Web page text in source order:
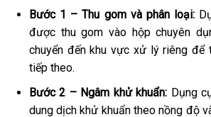
Bước 1 – Thu gom và phân loại:
được thu gom vào hộp chuyên
chuyển đến khu vực xử lý riêng để
tiếp theo.
Bước 2 – Ngâm khử khuẩn: Dụng
dung dịch khử khuẩn theo nồng độ